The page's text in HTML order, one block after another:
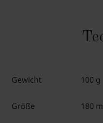
Gewicht 100 g
Größe 180